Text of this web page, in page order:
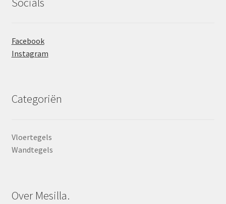
Facebook
Instagram
Categoriën
Vloertegels
Wandtegels
Over Mesilla.